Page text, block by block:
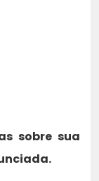
sobre sua